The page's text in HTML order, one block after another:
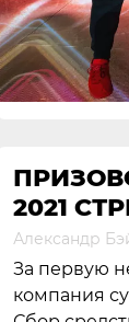
2021
Александр
За первую
компания